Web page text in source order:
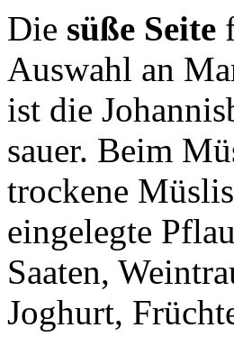
Die süße Seite
Auswahl an
ist die
sauer. Beim
trockene
eingelegte
Saaten,
Joghurt,